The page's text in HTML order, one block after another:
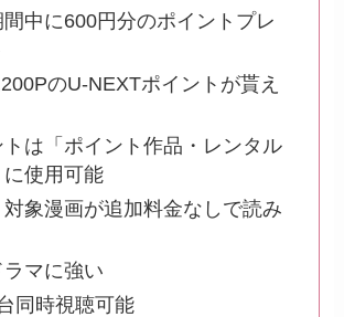
中に600円分のポイントプレ
のU-NEXTポイントが貰え
は「ポイント作品・レンタル
使用可能
象漫画が追加料金なしで読み
マに強い
同時視聴可能